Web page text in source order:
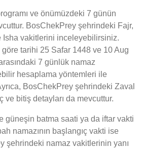
ve önümüzdeki 7 günün
BosChekPrey şehrindeki Fajr,
Isha vakitlerini inceleyebilirsiniz.
tarihi 25 Safar 1448 ve 10 Aug
7 günlük namaz
hesaplama yöntemleri ile
BosChekPrey şehrindeki Zaval
ve bitiş detayları da mevcuttur.
güneşin batma saati ya da iftar vakti
namazının başlangıç vakti ise
şehrindeki namaz vakitlerinin yanı